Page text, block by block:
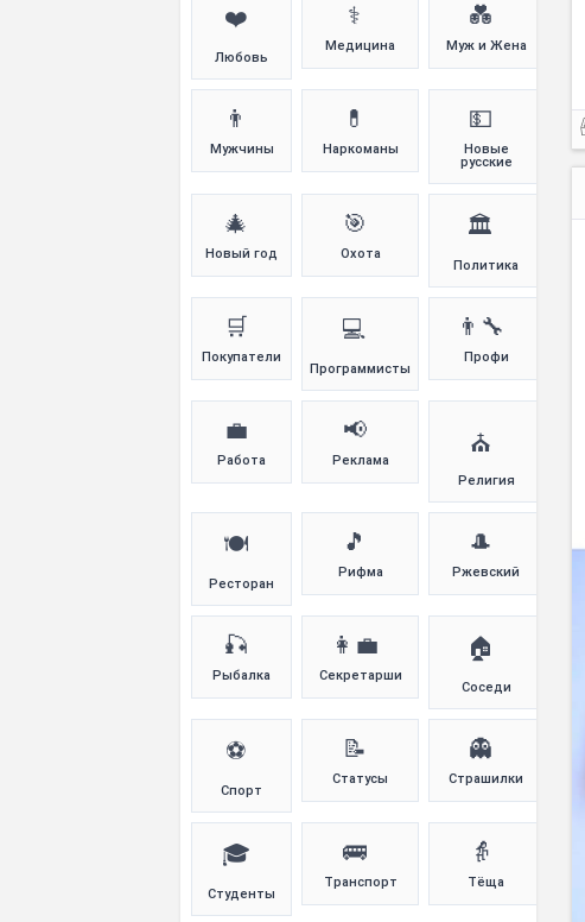
❤️
Любовь
⚕️
Медицина
💑
Муж и Жена
👨
Мужчины
💊
Наркоманы
💵
Новые
русские
🎄
Новый год
🎯
Охота
🏛️
Политика
🛒
Покупатели
💻
Программисты
👨‍🔧
Профи
💼
Работа
📢
Реклама
⛪
Религия
🍽️
Ресторан
🎵
Рифма
🎩
Ржевский
🎣
Рыбалка
👩‍💼
Секретарши
🏠
Соседи
⚽
Спорт
📝
Статусы
👻
Страшилки
🎓
Студенты
🚌
Транспорт
👵
Тёща